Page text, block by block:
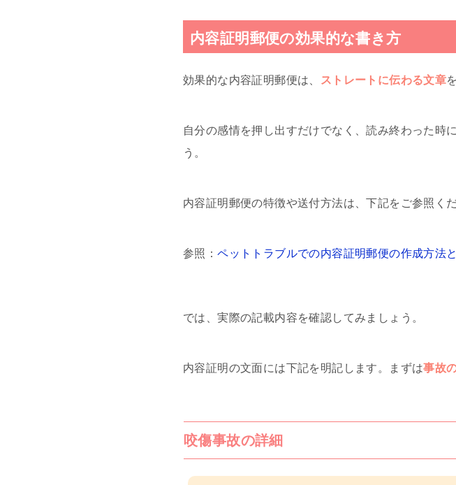
内容証明郵便の効果的な書き方
効果的な内容証明郵便は、 ストレートに伝わる文章
自分の感情を押し出すだけでなく、読み終わった時
う。
内容証明郵便の特徴や送付方法は、下記をご参照くだ
参照：ペットトラブルでの内容証明郵便の作成方法
では、実際の記載内容を確認してみましょう。
内容証明の文面には下記を明記します。まずは事故
咬傷事故の詳細